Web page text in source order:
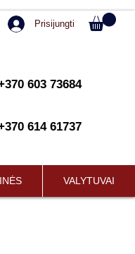
Prisijungti
603 73684
614 61737
VALYTUVAI